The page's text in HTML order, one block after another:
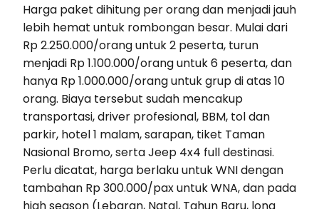
Harga paket dihitung per orang dan menjadi jauh
lebih hemat untuk rombongan besar. Mulai dari
Rp 2.250.000/orang untuk 2 peserta, turun
menjadi Rp 1.100.000/orang untuk 6 peserta, dan
hanya Rp 1.000.000/orang untuk grup di atas 10
orang. Biaya tersebut sudah mencakup
transportasi, driver profesional, BBM, tol dan
parkir, hotel 1 malam, sarapan, tiket Taman
Nasional Bromo, serta Jeep 4x4 full destinasi.
Perlu dicatat, harga berlaku untuk WNI dengan
tambahan Rp 300.000/pax untuk WNA, dan pada
high season (Lebaran, Natal, Tahun Baru, long